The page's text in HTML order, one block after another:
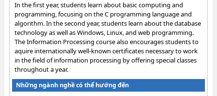
In the first year, students learn about basic computing and
programming, focusing on the C programming language and
algorithm. In the second year, students learn about the database
technology as well as Windows, Linux, and web programming.
The Information Processing course also encourages students to
aquire internationally well-known certificates necessary to work
in the field of information processing by offering special classes
throughout a year.
Những ngành nghề có thể hướng đến